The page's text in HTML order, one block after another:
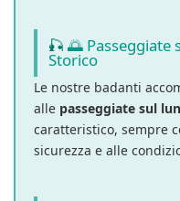
🌅 Passeggiate
Storico
Le nostre badanti
alle passeggiate sul
caratteristico, sempre
sicurezza e alle